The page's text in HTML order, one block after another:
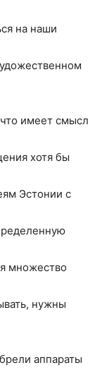
на наши
имеет смысл
хотя бы
Эстонии с
множество
нужны
аппараты